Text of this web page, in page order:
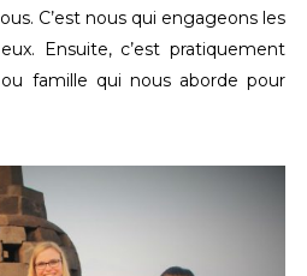
C’est nous qui engageons les
Ensuite, c’est pratiquement
famille qui nous aborde pour